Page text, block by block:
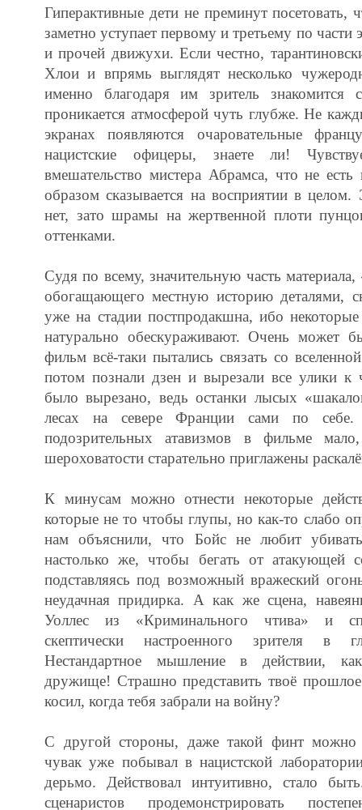
Гиперактивные дети не преминут посетовать,
заметно уступает первому и третьему по
и прочей движухи. Если честно,
Хлои и впрямь выглядят несколько
именно благодаря им зритель
проникается атмосферой чуть глубже. Не
экранах появляются очаровательные
нацистские офицеры, знаете ли!
вмешательство мистера Абрамса, что не
образом сказывается на восприятии в целом.
нет, зато шрамы на жертвенной плоти
оттенками.
Судя по всему, значительную часть
обогащающего местную историю деталями,
уже на стадии постпродакшна, ибо
натурально обескураживают. Очень может
фильм всё-таки пытались связать со
потом познали дзен и вырезали все улики к
было вырезано, ведь останки лысых
лесах на севере Франции сами по
подозрительных атавизмов в фильме
шероховатости старательно приглажены
К минусам можно отнести некоторые
которые не то чтобы глупы, но как-то слабо
нам объяснили, что Бойс не любит
настолько же, чтобы бегать от атакующей
подставляясь под возможный вражеский
неудачная придирка. А как же сцена,
Уоллес из «Криминального чтива» и
скептически настроенного зрителя в
Нестандартное мышление в действии,
дружище! Страшно представить твоё
косил, когда тебя забрали на войну?
С другой стороны, даже такой финт можно
чувак уже побывал в нацистской
дерьмо. Действовал интуитивно, стало
сценаристов продемонстрировать